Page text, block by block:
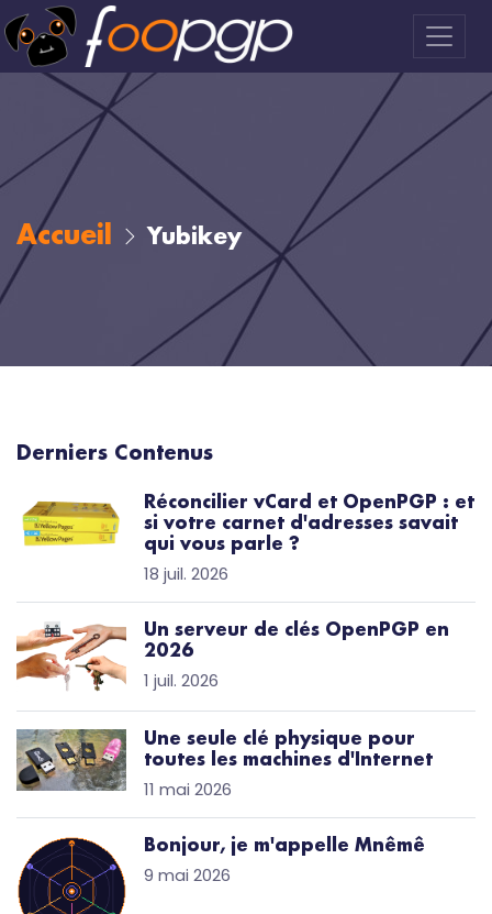
Accueil Yubikey
Derniers Contenus
Réconcilier vCard et OpenPGP : et
si votre carnet d'adresses savait
qui vous parle ?
18 juil. 2026
Un serveur de clés OpenPGP en
2026
1 juil. 2026
Une seule clé physique pour
toutes les machines d'Internet
11 mai 2026
Bonjour, je m'appelle Mnêmê
9 mai 2026